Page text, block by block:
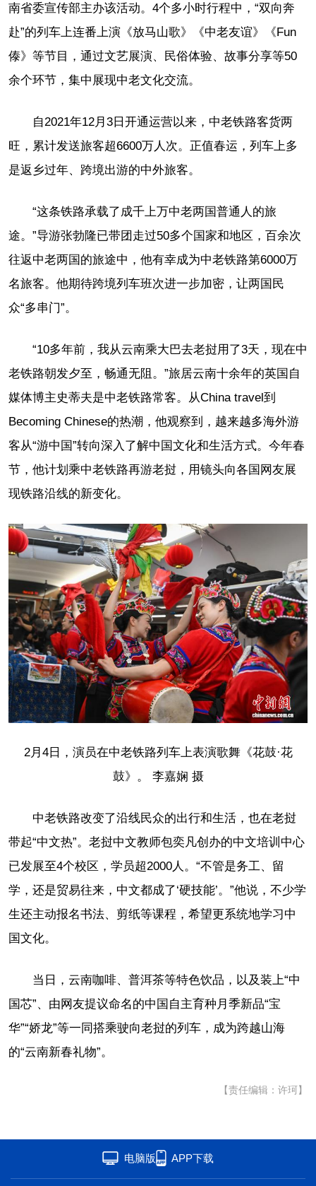
南省委宣传部主办该活动。4个多小时行程中，“双向奔
赴”的列车上连番上演《放马山歌》《中老友谊》《Fun
傣》等节目，通过文艺展演、民俗体验、故事分享等50
余个环节，集中展现中老文化交流。
自2021年12月3日开通运营以来，中老铁路客货两
旺，累计发送旅客超6600万人次。正值春运，列车上多
是返乡过年、跨境出游的中外旅客。
“这条铁路承载了成千上万中老两国普通人的旅
途。”导游张勃隆已带团走过50多个国家和地区，百余次
往返中老两国的旅途中，他有幸成为中老铁路第6000万
名旅客。他期待跨境列车班次进一步加密，让两国民
众“多串门”。
“10多年前，我从云南乘大巴去老挝用了3天，现在中
老铁路朝发夕至，畅通无阻。”旅居云南十余年的英国自
媒体博主史蒂夫是中老铁路常客。从China travel到
Becoming Chinese的热潮，他观察到，越来越多海外游
客从“游中国”转向深入了解中国文化和生活方式。今年春
节，他计划乘中老铁路再游老挝，用镜头向各国网友展
现铁路沿线的新变化。
2月4日，演员在中老铁路列车上表演歌舞《花鼓·花
鼓》。 李嘉娴 摄
中老铁路改变了沿线民众的出行和生活，也在老挝
带起“中文热”。老挝中文教师包奕凡创办的中文培训中心
已发展至4个校区，学员超2000人。“不管是务工、留
学，还是贸易往来，中文都成了‘硬技能’。”他说，不少学
生还主动报名书法、剪纸等课程，希望更系统地学习中
国文化。
当日，云南咖啡、普洱茶等特色饮品，以及装上“中
国芯”、由网友提议命名的中国自主育种月季新品“宝
华”“娇龙”等一同搭乘驶向老挝的列车，成为跨越山海
的“云南新春礼物”。
【责任编辑：许珂】
电脑版 APP下载